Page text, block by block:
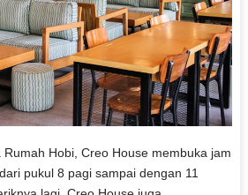
Hobi, Creo House membuka jam
pukul 8 pagi sampai dengan 11